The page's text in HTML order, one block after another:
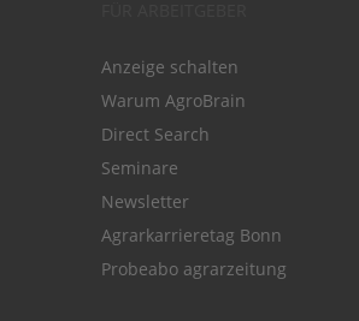
Anzeige schalten
Warum AgroBrain
Direct Search
Seminare
Newsletter
Agrarkarrieretag Bonn
Probeabo agrarzeitung